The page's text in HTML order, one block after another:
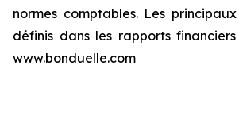
normes comptables. Les
définis dans les rapports
www.bonduelle.com